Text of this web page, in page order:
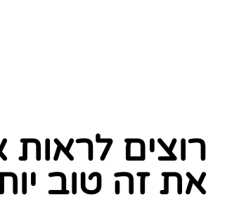
רוצים לראות
את זה טוב